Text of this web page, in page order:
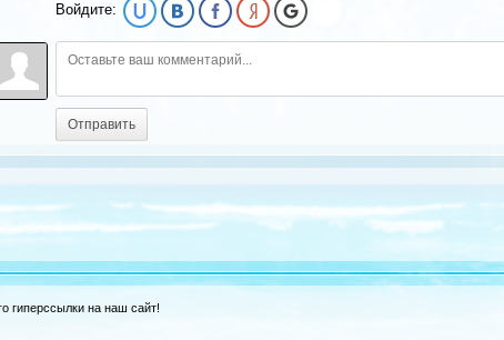
Войдите:
Отправить
гиперссылки на наш сайт!